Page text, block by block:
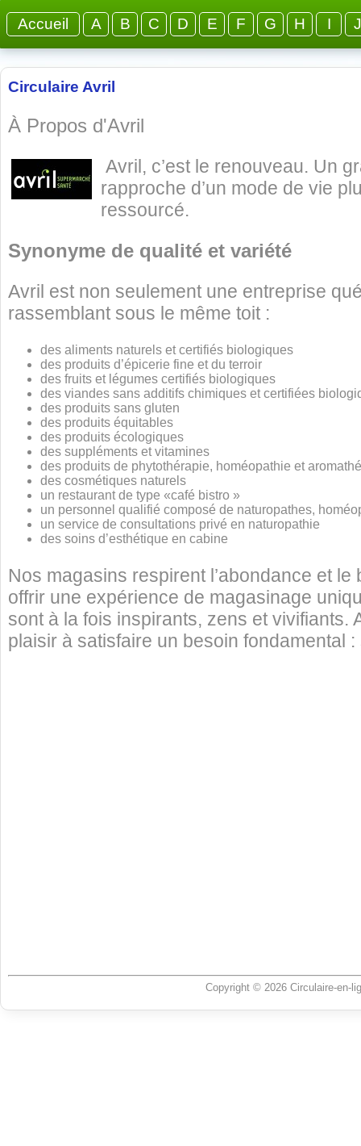
Accueil A B C D E F G H I J
Circulaire Avril
À Propos d'Avril
Avril, c’est le renouveau. Un
rapproche d’un mode de vie
ressourcé.
Synonyme de qualité et variété
Avril est non seulement une entreprise
rassemblant sous le même toit :
des aliments naturels et certifiés biologiques
des produits d’épicerie fine et du terroir
des fruits et légumes certifiés biologiques
des viandes sans additifs chimiques et certifiées
des produits sans gluten
des produits équitables
des produits écologiques
des suppléments et vitamines
des produits de phytothérapie, homéopathie et
des cosmétiques naturels
un restaurant de type «café bistro »
un personnel qualifié composé de naturopathes,
un service de consultations privé en naturopathie
des soins d’esthétique en cabine
Nos magasins respirent l’abondance et
offrir une expérience de magasinage
sont à la fois inspirants, zens et vivifiants.
plaisir à satisfaire un besoin fondamental :
Copyright © 2026 Circulaire-en-